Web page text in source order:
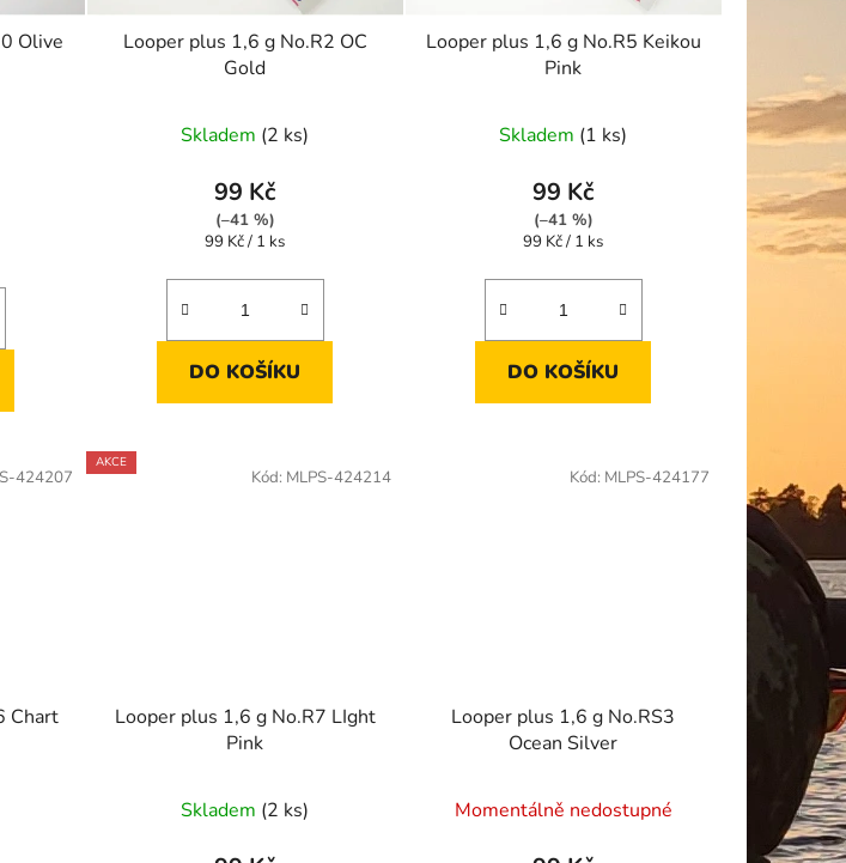
Olive
Looper plus 1,6 g No.R2 OC
Gold
Skladem (2 ks)
99 Kč
(–41 %)
Měrná
99 Kč / 1 ks
DO KOŠÍKU
Looper plus 1,6 g No.R5 Keikou
Pink
Skladem (1 ks)
99 Kč
(–41 %)
Měrná
99 Kč / 1 ks
DO KOŠÍKU
Chart
424207
AKCE
Looper plus 1,6 g No.R7 LIght
Pink
Skladem (2 ks)
Kód: MLPS-424214
Looper plus 1,6 g No.RS3
Ocean Silver
Momentálně nedostupné
Kód: MLPS-424177